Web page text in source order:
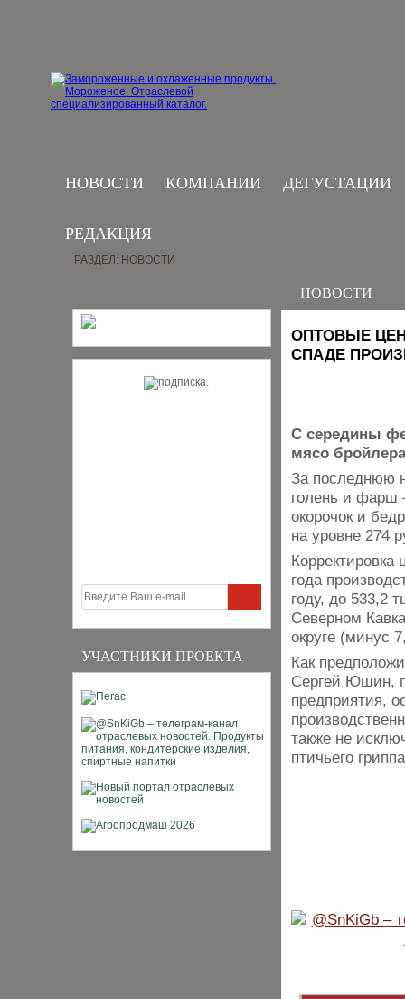
НОВОСТИ КОМПАНИИ ДЕГУСТАЦИИ
РЕДАКЦИЯ
УЧАСТНИКИ ПРОЕКТА
РАЗДЕЛ: НОВОСТИ
НОВОСТИ
ОПТОВЫЕ
СПАДЕ
С середины
мясо
За последнюю
голень и фарш
окорочок и
на уровне 274
года
году, до 533,2
Северном
округе (минус
Как
Сергей Юшин,
предприятия,
также не
птичьего